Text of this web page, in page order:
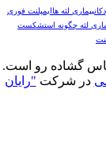
هاایمپلنت فوری
استشکست
رو است.
"رایان